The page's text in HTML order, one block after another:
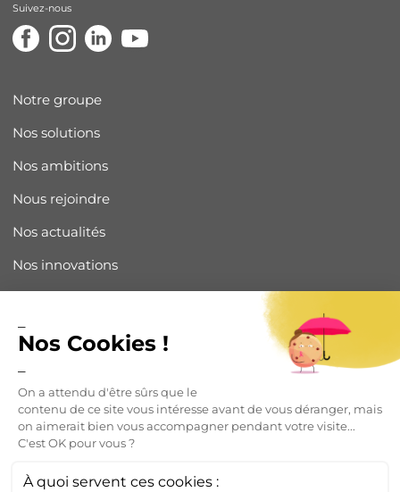
Suivez-nous
Notre groupe
Nos solutions
Nos ambitions
Nous rejoindre
Nos actualités
Nos innovations
Espace Presse
© 2022 Tous crédits réservés intuis -Mentions légales